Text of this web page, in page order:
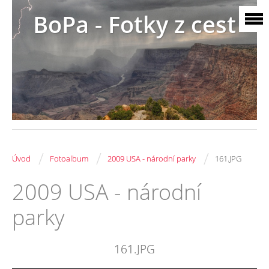
BoPa - Fotky z cest
Úvod / Fotoalbum / 2009 USA - národní parky / 161.JPG
2009 USA - národní
parky
161.JPG